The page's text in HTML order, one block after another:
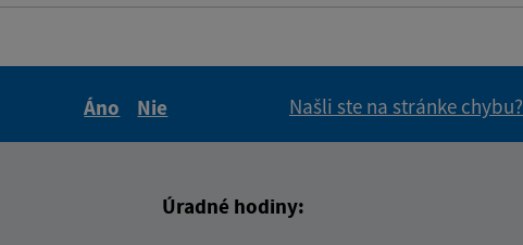
Áno
Nie
Našli ste na stránke chybu?
Úradné hodiny: